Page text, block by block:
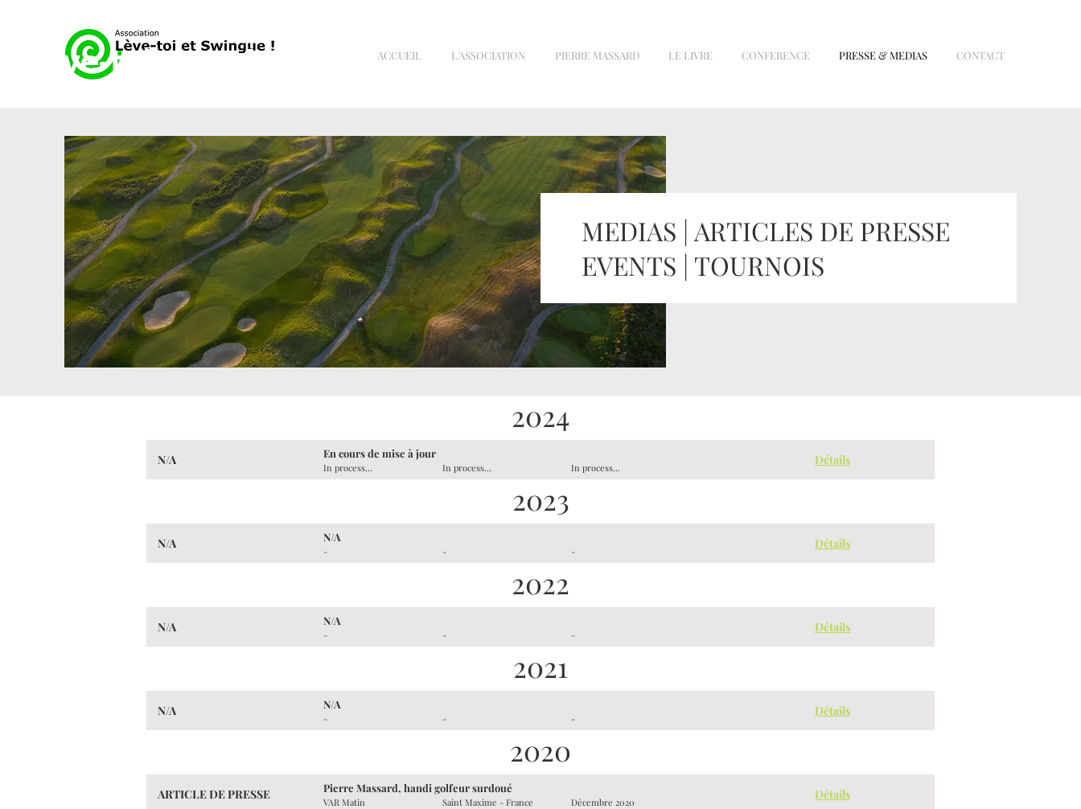
ACCUEIL L'ASSOCIATION PIERRE MASSARD LE LIVRE CONFERENCE PRESSE & MEDIAS CONTACT
Lève-toi et swingue
MEDIAS | ARTICLES DE PRESSE
EVENTS | TOURNOIS
2024
N/A En cours de mise à jour
In process... In process... In process...
Détails
2023
N/A N/A
- - -
Détails
2022
N/A N/A
- - -
Détails
2021
N/A N/A
- - -
Détails
2020
ARTICLE DE PRESSE Pierre Massard, handi golfeur surdoué
VAR Matin Saint Maxime - France Décembre 2020
Détails